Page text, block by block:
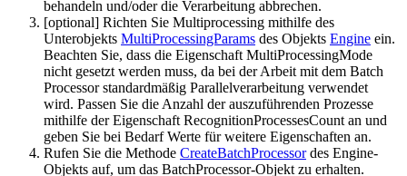
behandeln und/oder die Verarbeitung abbrechen.
[optional] Richten Sie Multiprocessing mithilfe des
Unterobjekts MultiProcessingParams des Objekts Engine ein.
Beachten Sie, dass die Eigenschaft MultiProcessingMode
nicht gesetzt werden muss, da bei der Arbeit mit dem Batch
Processor standardmäßig Parallelverarbeitung verwendet
wird. Passen Sie die Anzahl der auszuführenden Prozesse
mithilfe der Eigenschaft RecognitionProcessesCount an und
geben Sie bei Bedarf Werte für weitere Eigenschaften an.
Rufen Sie die Methode CreateBatchProcessordes Engine-
Objekts auf, um das BatchProcessor-Objekt zu erhalten.